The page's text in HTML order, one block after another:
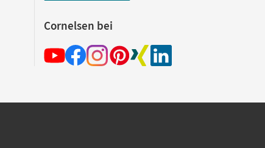
Cornelsen bei